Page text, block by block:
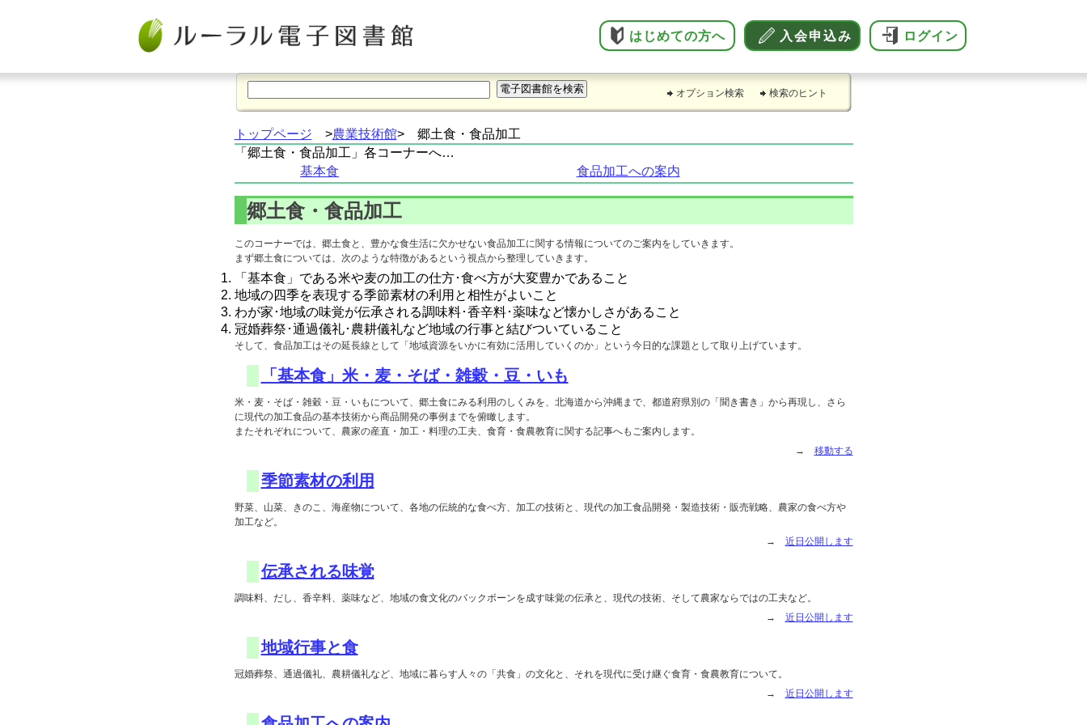
はじめての方へ 入会申込み ログイン
オプション検索 検索のヒント
トップページ >農業技術館> 郷土食・食品加工
「郷土食・食品加工」各コーナーへ…
基本食
食品加工への案内
郷土食・食品加工
このコーナーでは、郷土食と、豊かな食生活に欠かせない食品加工に関する情報についてのご案内をしていきます。
まず郷土食については、次のような特徴があるという視点から整理していきます。
「基本食」である米や麦の加工の仕方･食べ方が大変豊かであること
地域の四季を表現する季節素材の利用と相性がよいこと
わが家･地域の味覚が伝承される調味料･香辛料･薬味など懐かしさがあること
冠婚葬祭･通過儀礼･農耕儀礼など地域の行事と結びついていること
そして、食品加工はその延長線として「地域資源をいかに有効に活用していくのか」という今日的な課題として取り上げています。
「基本食」米・麦・そば・雑穀・豆・いも
米・麦・そば・雑穀・豆・いもについて、郷土食にみる利用のしくみを、北海道から沖縄まで、都道府県別の「聞き書き」から再現し、さら
に現代の加工食品の基本技術から商品開発の事例までを俯瞰します。
またそれぞれについて、農家の産直・加工・料理の工夫、食育・食農教育に関する記事へもご案内します。
→ 移動する
季節素材の利用
野菜、山菜、きのこ、海産物について、各地の伝統的な食べ方、加工の技術と、現代の加工食品開発・製造技術・販売戦略、農家の食べ方や
加工など。
→ 近日公開します
伝承される味覚
調味料、だし、香辛料、薬味など、地域の食文化のバックボーンを成す味覚の伝承と、現代の技術、そして農家ならではの工夫など。
→ 近日公開します
地域行事と食
冠婚葬祭、通過儀礼、農耕儀礼など、地域に暮らす人々の「共食」の文化と、それを現代に受け継ぐ食育・食農教育について。
→ 近日公開します